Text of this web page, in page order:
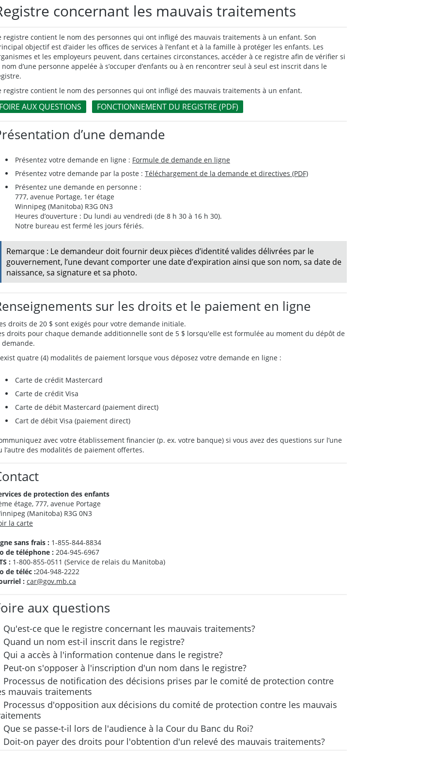
concernant les mauvais traitements
registre contient le nom des personnes qui ont infligé des mauvais traitements à un enfant. Son
objectif est d’aider les offices de services à l’enfant et à la famille à protéger les enfants. Les
et les employeurs peuvent, dans certaines circonstances, accéder à ce registre afin de vérifier si
nom d’une personne appelée à s’occuper d’enfants ou à en rencontrer seul à seul est inscrit dans le
registre contient le nom des personnes qui ont infligé des mauvais traitements à un enfant.
FOIRE AUX QUESTIONS FONCTIONNEMENT DU REGISTRE (PDF)
d’une demande
Présentez votre demande en ligne : Formule de demande en ligne
Présentez votre demande par la poste : Téléchargement de la demande et directives (PDF)
Présentez une demande en personne :
777, avenue Portage, 1er étage
Winnipeg (Manitoba) R3G 0N3
Heures d’ouverture : Du lundi au vendredi (de 8 h 30 à 16 h 30).
Notre bureau est fermé les jours fériés.
Remarque : Le demandeur doit fournir deux pièces d’identité valides délivrées par le
gouvernement, l’une devant comporter une date d’expiration ainsi que son nom, sa date de
naissance, sa signature et sa photo.
sur les droits et le paiement en ligne
droits de 20 $ sont exigés pour votre demande initiale.
droits pour chaque demande additionnelle sont de 5 $ lorsqu'elle est formulée au moment du dépôt de
demande.
quatre (4) modalités de paiement lorsque vous déposez votre demande en ligne :
Carte de crédit Mastercard
Carte de crédit Visa
Carte de débit Mastercard (paiement direct)
Cart de débit Visa (paiement direct)
avec votre établissement financier (p. ex. votre banque) si vous avez des questions sur l’une
l’autre des modalités de paiement offertes.
de protection des enfants
étage, 777, avenue Portage
(Manitoba) R3G 0N3
la carte
sans frais : 1-855-844-8834
de téléphone : 204-945-6967
: 1-800-855-0511 (Service de relais du Manitoba)
de téléc :204-948-2222
: car@gov.mb.ca
aux questions
Qu'est-ce que le registre concernant les mauvais traitements?
Quand un nom est-il inscrit dans le registre?
Qui a accès à l'information contenue dans le registre?
Peut-on s'opposer à l'inscription d'un nom dans le registre?
Processus de notification des décisions prises par le comité de protection contre
mauvais traitements
Processus d'opposition aux décisions du comité de protection contre les mauvais
Que se passe-t-il lors de l'audience à la Cour du Banc du Roi?
Doit-on payer des droits pour l'obtention d'un relevé des mauvais traitements?